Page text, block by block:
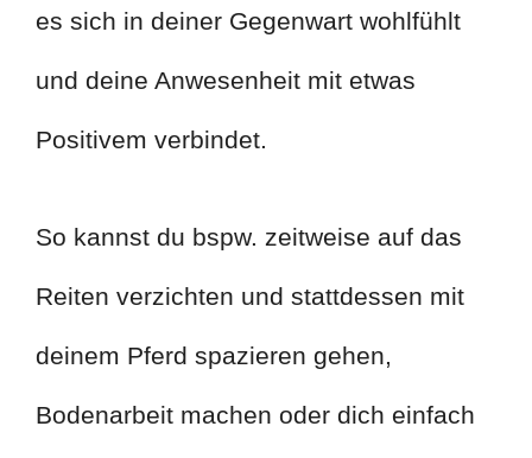
es sich in deiner Gegenwart wohlfühlt
und deine Anwesenheit mit etwas
Positivem verbindet.
So kannst du bspw. zeitweise auf das
Reiten verzichten und stattdessen mit
deinem Pferd spazieren gehen,
Bodenarbeit machen oder dich einfach